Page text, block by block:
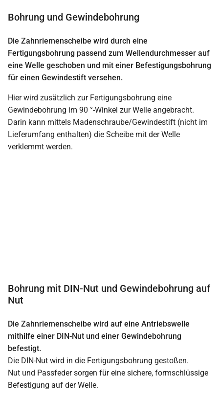
Bohrung und Gewindebohrung
Die Zahnriemenscheibe wird durch eine
Fertigungsbohrung passend zum Wellendurchmesser auf
eine Welle geschoben und mit einer Befestigungsbohrung
für einen Gewindestift versehen.
Hier wird zusätzlich zur Fertigungsbohrung eine
Gewindebohrung im 90 °-Winkel zur Welle angebracht.
Darin kann mittels Madenschraube/Gewindestift (nicht im
Lieferumfang enthalten) die Scheibe mit der Welle
verklemmt werden.
Bohrung mit DIN-Nut und Gewindebohrung auf
Nut
Die Zahnriemenscheibe wird auf eine Antriebswelle
mithilfe einer DIN-Nut und einer Gewindebohrung
befestigt.
Die DIN-Nut wird in die Fertigungsbohrung gestoßen.
Nut und Passfeder sorgen für eine sichere, formschlüssige
Befestigung auf der Welle.